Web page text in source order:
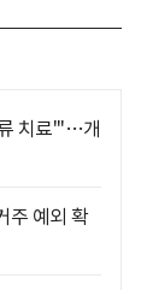
치료'"…개
주 예외 확